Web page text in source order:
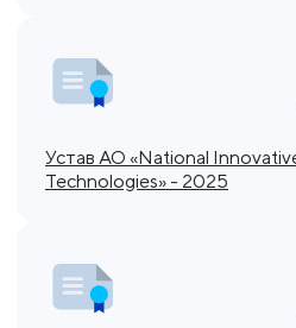
Устав АО «National
Technologies» - 2025